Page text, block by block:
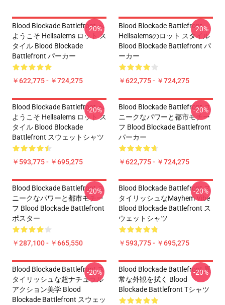
Blood Blockade Battlefront へ
ようこそ Hellsalems ロット ス
タイル Blood Blockade
Battlefront パーカー
￥622,775 - ￥724,275
-20%
Blood Blockade Battlefront
Hellsalemsのロット スタイル
Blood Blockade Battlefront パ
ーカー
￥622,775 - ￥724,275
-20%
Blood Blockade Battlefront へ
ようこそ Hellsalems ロット ス
タイル Blood Blockade
Battlefront スウェットシャツ
￥593,775 - ￥695,275
-20%
Blood Blockade Battlefront ユ
ニークなパワーと都市モチー
フ Blood Blockade Battlefront
パーカー
￥622,775 - ￥724,275
-20%
Blood Blockade Battlefront ユ
ニークなパワーと都市モチー
フ Blood Blockade Battlefront
ポスター
￥287,100 - ￥665,550
-20%
Blood Blockade Battlefront ス
タイリッシュなMayhem Vibe
Blood Blockade Battlefront ス
ウェットシャツ
￥593,775 - ￥695,275
-20%
Blood Blockade Battlefront ス
タイリッシュな超ナチュラル
アクション美学 Blood
Blockade Battlefront スウェッ
-20%
Blood Blockade Battlefront 異
常な外観を拭く Blood
Blockade Battlefront Tシャツ
-20%